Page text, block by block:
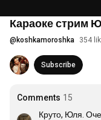
Караоке стрим
@ koshkamoroshka 354
Subscribe
Comments 15
Круто, Юля.